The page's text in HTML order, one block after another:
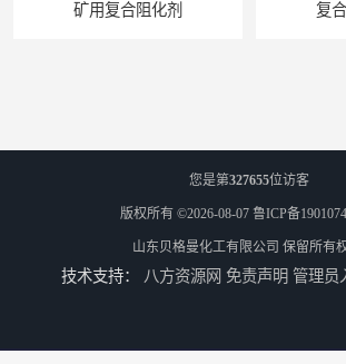
矿用复合阻化剂 复
您是第327655位访客
版权所有 ©2026-08-07 鲁ICP备
山东贝格曼化工有限公司 保留所有
技术支持： 八方资源网 免责声明 管理员